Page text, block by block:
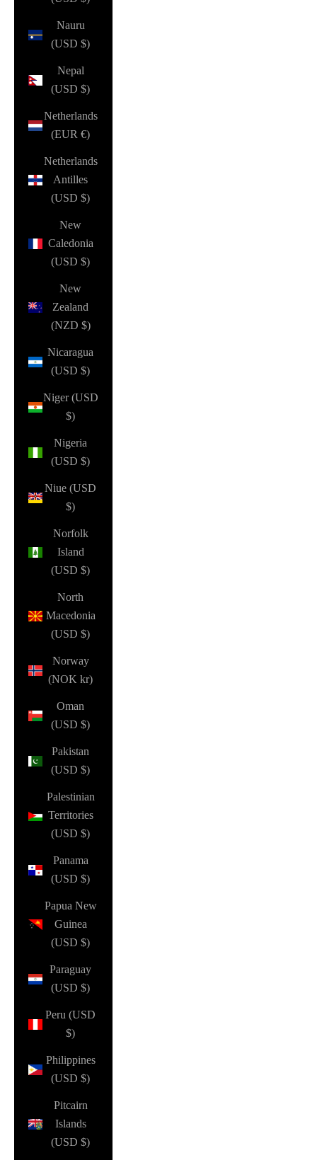
Nauru
(USD $)
Nepal
(USD $)
Netherlands
(EUR €)
Netherlands
Antilles
(USD $)
New
Caledonia
(USD $)
New
Zealand
(NZD $)
Nicaragua
(USD $)
Niger (USD
$)
Nigeria
(USD $)
Niue (USD
$)
Norfolk
Island
(USD $)
North
Macedonia
(USD $)
Norway
(NOK kr)
Oman
(USD $)
Pakistan
(USD $)
Palestinian
Territories
(USD $)
Panama
(USD $)
Papua New
Guinea
(USD $)
Paraguay
(USD $)
Peru (USD
$)
Philippines
(USD $)
Pitcairn
Islands
(USD $)